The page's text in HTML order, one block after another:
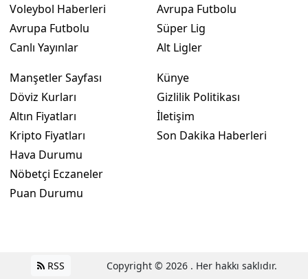
Voleybol Haberleri
Avrupa Futbolu
Canlı Yayınlar
Avrupa Futbolu
Süper Lig
Alt Ligler
Manşetler Sayfası
Döviz Kurları
Altın Fiyatları
Kripto Fiyatları
Hava Durumu
Nöbetçi Eczaneler
Puan Durumu
Künye
Gizlilik Politikası
İletişim
Son Dakika Haberleri
RSS Copyright © 2026 . Her hakkı saklıdır.